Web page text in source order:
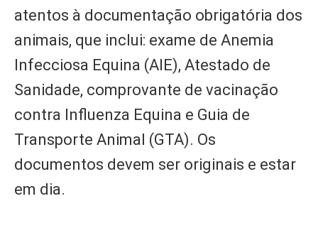
atentos à documentação obrigatória dos
animais, que inclui: exame de Anemia
Infecciosa Equina (AIE), Atestado de
Sanidade, comprovante de vacinação
contra Influenza Equina e Guia de
Transporte Animal (GTA). Os
documentos devem ser originais e estar
em dia.